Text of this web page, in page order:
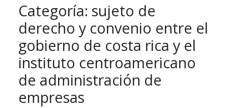
Categoría: sujeto de
derecho y convenio entre el
gobierno de costa rica y el
instituto centroamericano
de administración de
empresas